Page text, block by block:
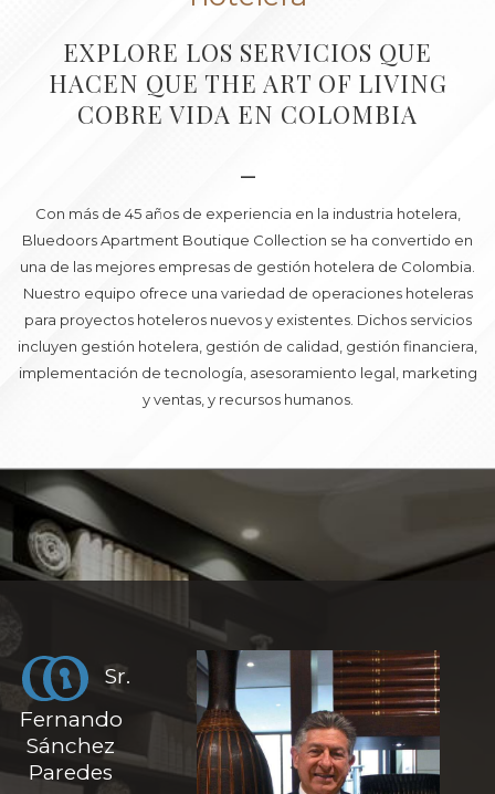
la
de
diapositivas
los
enlaces,
se
actualizará
EXPLORE LOS SERVICIOS QUE
HACEN QUE THE ART OF LIVING
COBRE VIDA EN COLOMBIA
—
Con más de 45 años de experiencia en la industria hotelera,
Bluedoors Apartment Boutique Collection se ha convertido en
una de las mejores empresas de gestión hotelera de Colombia.
Nuestro equipo ofrece una variedad de operaciones hoteleras
para proyectos hoteleros nuevos y existentes. Dichos servicios
incluyen gestión hotelera, gestión de calidad, gestión financiera,
implementación de tecnología, asesoramiento legal, marketing
y ventas, y recursos humanos.
Sr.
Fernando
Sánchez
Paredes